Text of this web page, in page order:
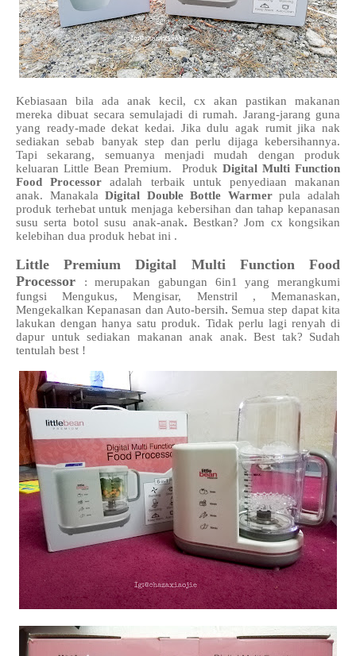
Kebiasaan bila ada anak kecil, cx akan pastikan makanan
mereka dibuat secara semulajadi di rumah. Jarang-jarang guna
yang ready-made dekat kedai. Jika dulu agak rumit jika nak
sediakan sebab banyak step dan perlu dijaga kebersihannya.
Tapi sekarang, semuanya menjadi mudah dengan produk
keluaran Little Bean Premium. Produk Digital Multi Function
Food Processoradalah terbaik untuk penyediaan makanan
anak. ManakalaDigital Double Bottle Warmerpula adalah
produk terhebat untuk menjaga kebersihan dan tahap kepanasan
susu serta botol susu anak-anak. Bestkan? Jom cx kongsikan
kelebihan dua produk hebat ini .
Little Premium Digital Multi Function Food
Processor
: merupakan gabungan 6in1 yang merangkumi
fungsi Mengukus, Mengisar, Menstril , Memanaskan,
Mengekalkan Kepanasan dan Auto-bersih. Semua step dapat kita
lakukan dengan hanya satu produk. Tidak perlu lagi renyah di
dapur untuk sediakan makanan anak anak. Best tak? Sudah
tentulah best !